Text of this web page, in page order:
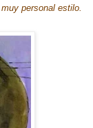
personal estilo.